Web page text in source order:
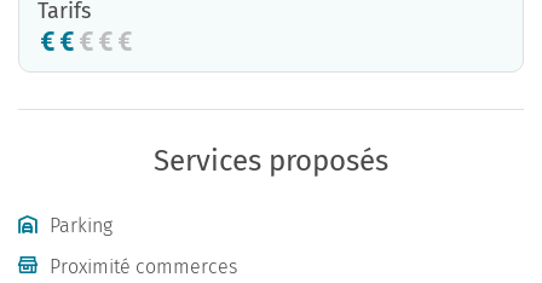
Tarifs
Services proposés
Parking
Proximité commerces